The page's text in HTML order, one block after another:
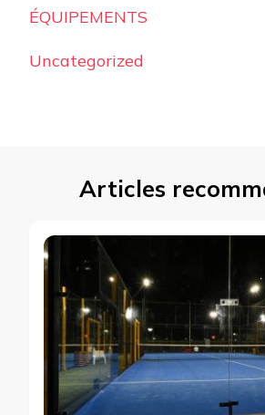
ÉQUIPEMENTS
Uncategorized
Articles